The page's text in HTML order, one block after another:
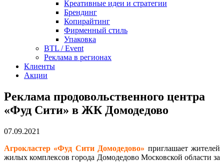
Креативные идеи и стратегии
Брендинг
Копирайтинг
Фирменный стиль
Упаковка
BTL / Event
Реклама в регионах
Клиенты
Акции
Реклама продовольственного центра
«Фуд Сити» в ЖК Домодедово
07.09.2021
Агрокластер «Фуд Сити Домодедово» приглашает жителей
жилых комплексов города Домодедово Московской области за